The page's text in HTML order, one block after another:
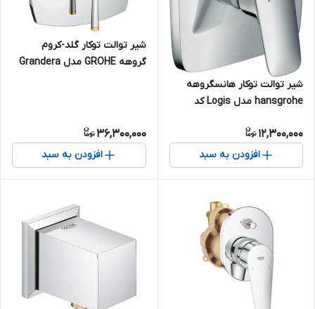
شیر توالت توکار هانسگروهه
hansgrohe مدل Logis کد
12,300,000
افزودن به سبد
شیر توالت توکار گلد-کروم
گروهه GROHE مدل Grandera
36,300,000
افزودن به سبد